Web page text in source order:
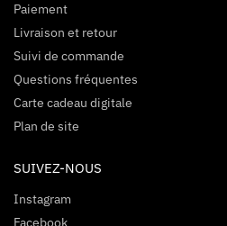
Paiement
Livraison et retour
Suivi de commande
Questions fréquentes
Carte cadeau digitale
Plan de site
SUIVEZ-NOUS
Instagram
Facebook